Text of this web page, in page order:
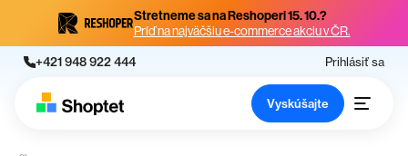
Stretneme sa na Reshoperi 15. 10.?
Príď na najväčšiu e-commerce akciu v ČR.
+421 948 922 444 Prihlásiť sa
Vyskúšajte